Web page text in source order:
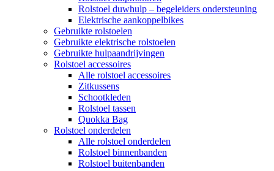
Rolstoel duwhulp – begeleiders ondersteuning
Elektrische aankoppelbikes
Gebruikte rolstoelen
Gebruikte elektrische rolstoelen
Gebruikte hulpaandrijvingen
Rolstoel accessoires
Alle rolstoel accessoires
Zitkussens
Schootkleden
Rolstoel tassen
Quokka Bag
Rolstoel onderdelen
Alle rolstoel onderdelen
Rolstoel binnenbanden
Rolstoel buitenbanden